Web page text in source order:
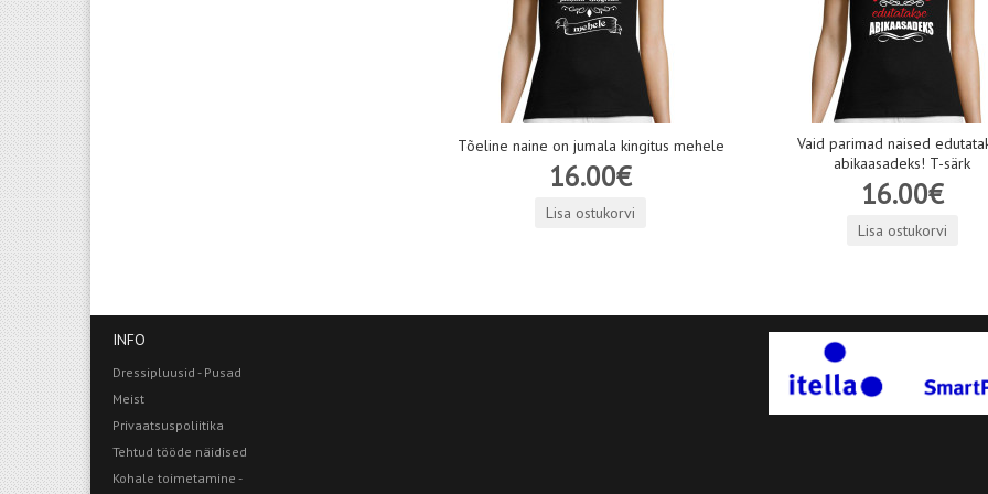
Tõeline naine on jumala kingitus mehele
16.00€
Lisa ostukorvi
Vaid parimad naised
abikaasadeks! T-särk
16.00€
Lisa ostukorvi
INFO
Dressipluusid - Pusad
Meist
Privaatsuspoliitika
Tehtud tööde näidised
Kohale toimetamine -